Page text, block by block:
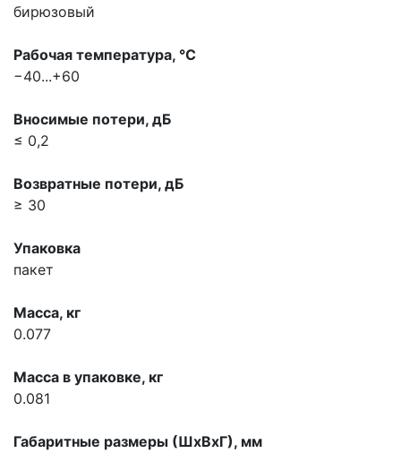
бирюзовый
Рабочая температура, °С
−40...+60
Вносимые потери, дБ
≤ 0,2
Возвратные потери, дБ
≥ 30
Упаковка
пакет
Масса, кг
0.077
Масса в упаковке, кг
0.081
Габаритные размеры (ШхВхГ), мм